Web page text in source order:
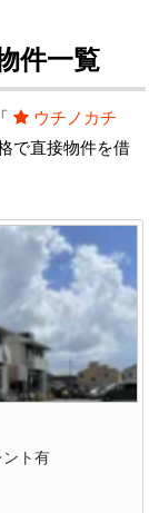
件一覧
ウチノカチ
で直接物件を借
ト有